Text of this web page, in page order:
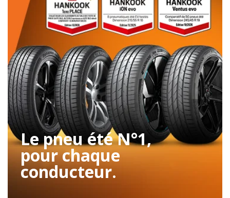
Le pneu été N°1,
pour chaque
conducteur.